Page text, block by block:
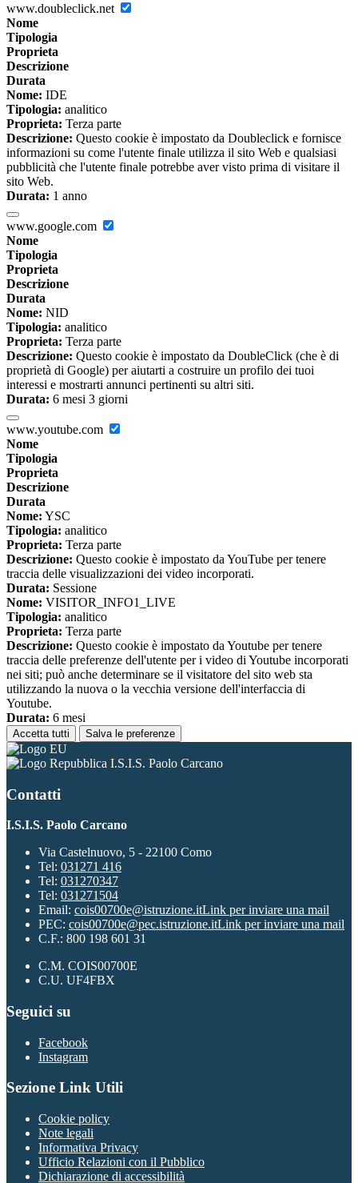
www.doubleclick.net
Nome
Tipologia
Proprieta
Descrizione
Durata
Nome: IDE
Tipologia: analitico
Proprieta: Terza parte
Descrizione: Questo cookie è impostato da Doubleclick e fornisce
informazioni su come l'utente finale utilizza il sito Web e qualsiasi
pubblicità che l'utente finale potrebbe aver visto prima di visitare il
sito Web.
Durata: 1 anno
www.google.com
Nome
Tipologia
Proprieta
Descrizione
Durata
Nome: NID
Tipologia: analitico
Proprieta: Terza parte
Descrizione: Questo cookie è impostato da DoubleClick (che è di
proprietà di Google) per aiutarti a costruire un profilo dei tuoi
interessi e mostrarti annunci pertinenti su altri siti.
Durata: 6 mesi 3 giorni
www.youtube.com
Nome
Tipologia
Proprieta
Descrizione
Durata
Nome: YSC
Tipologia: analitico
Proprieta: Terza parte
Descrizione: Questo cookie è impostato da YouTube per tenere
traccia delle visualizzazioni dei video incorporati.
Durata: Sessione
Nome: VISITOR_INFO1_LIVE
Tipologia: analitico
Proprieta: Terza parte
Descrizione: Questo cookie è impostato da Youtube per tenere
traccia delle preferenze dell'utente per i video di Youtube incorporati
nei siti; può anche determinare se il visitatore del sito web sta
utilizzando la nuova o la vecchia versione dell'interfaccia di
Youtube.
Durata: 6 mesi
Accetta tutti Salva le preferenze
I.S.I.S. Paolo Carcano
Contatti
I.S.I.S. Paolo Carcano
Via Castelnuovo, 5 - 22100 Como
Tel: 031271 416
Tel: 031270347
Tel: 031271504
Email: cois00700e@istruzione.itLink per inviare una mail
PEC: cois00700e@pec.istruzione.itLink per inviare una mail
C.F.: 800 198 601 31
C.M. COIS00700E
C.U. UF4FBX
Seguici su
Facebook
Instagram
Sezione Link Utili
Cookie policy
Note legali
Informativa Privacy
Ufficio Relazioni con il Pubblico
Dichiarazione di accessibilità